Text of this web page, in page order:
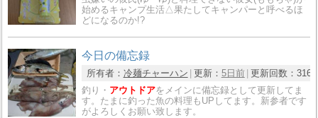
始めるキャンプ生活△果たしてキャンパーと呼べるほ
どになるのか!?
今日の備忘録
所有者： 冷麺チャーハン 更新： 5日前 更新回数： 316
釣り・ アウトドアをメインに備忘録として更新してま
す。たまに釣った魚の料理もUPしてます。新参者です
がよろしくお願い致します。